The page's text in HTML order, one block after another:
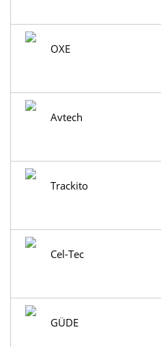
OXE
Avtech
Trackito
Cel-Tec
GÜDE